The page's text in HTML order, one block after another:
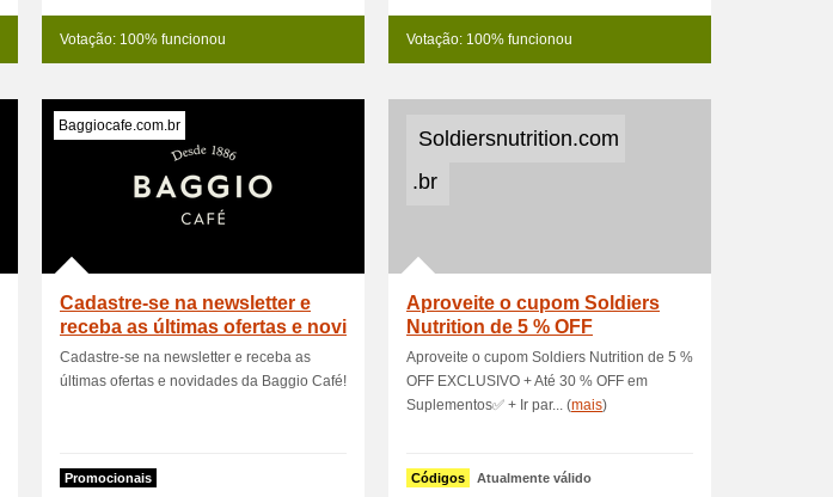
Votação: 100% funcionou Votação: 100% funcionou
Baggiocafe.com.br
Cadastre-se na newsletter e
receba as últimas ofertas e novi
Cadastre-se na newsletter e receba as
últimas ofertas e novidades da Baggio Café!
Promocionais
Soldiersnutrition.com
.br
Aproveite o cupom Soldiers
Nutrition de 5 % OFF
EXCLUSIVO+A
Aproveite o cupom Soldiers Nutrition de 5 %
OFF EXCLUSIVO + Até 30 % OFF em
Suplementos✅ + Ir par... (mais)
Códigos Atualmente válido